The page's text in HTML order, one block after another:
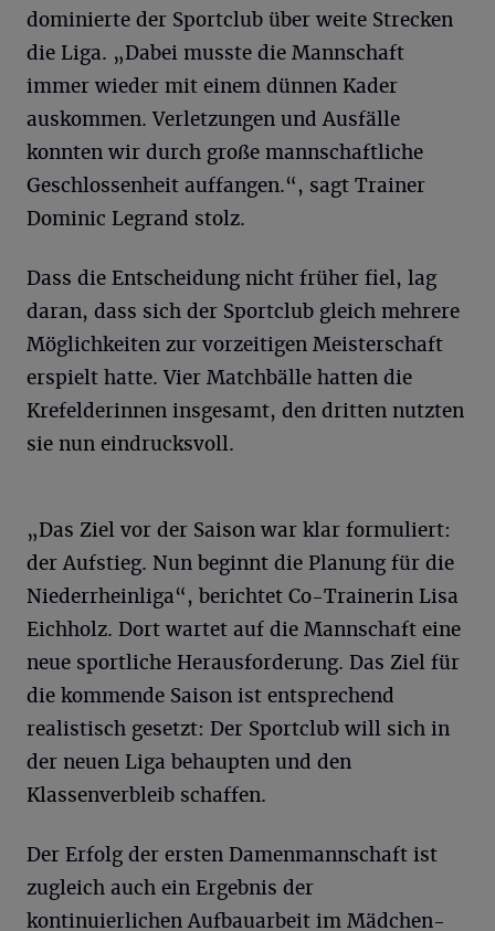
dominierte der Sportclub über weite Strecken
die Liga. „Dabei musste die Mannschaft
immer wieder mit einem dünnen Kader
auskommen. Verletzungen und Ausfälle
konnten wir durch große mannschaftliche
Geschlossenheit auffangen.“, sagt Trainer
Dominic Legrand stolz.
Dass die Entscheidung nicht früher fiel, lag
daran, dass sich der Sportclub gleich mehrere
Möglichkeiten zur vorzeitigen Meisterschaft
erspielt hatte. Vier Matchbälle hatten die
Krefelderinnen insgesamt, den dritten nutzten
sie nun eindrucksvoll.
„Das Ziel vor der Saison war klar formuliert:
der Aufstieg. Nun beginnt die Planung für die
Niederrheinliga“, berichtet Co-Trainerin Lisa
Eichholz. Dort wartet auf die Mannschaft eine
neue sportliche Herausforderung. Das Ziel für
die kommende Saison ist entsprechend
realistisch gesetzt: Der Sportclub will sich in
der neuen Liga behaupten und den
Klassenverbleib schaffen.
Der Erfolg der ersten Damenmannschaft ist
zugleich auch ein Ergebnis der
kontinuierlichen Aufbauarbeit im Mädchen-